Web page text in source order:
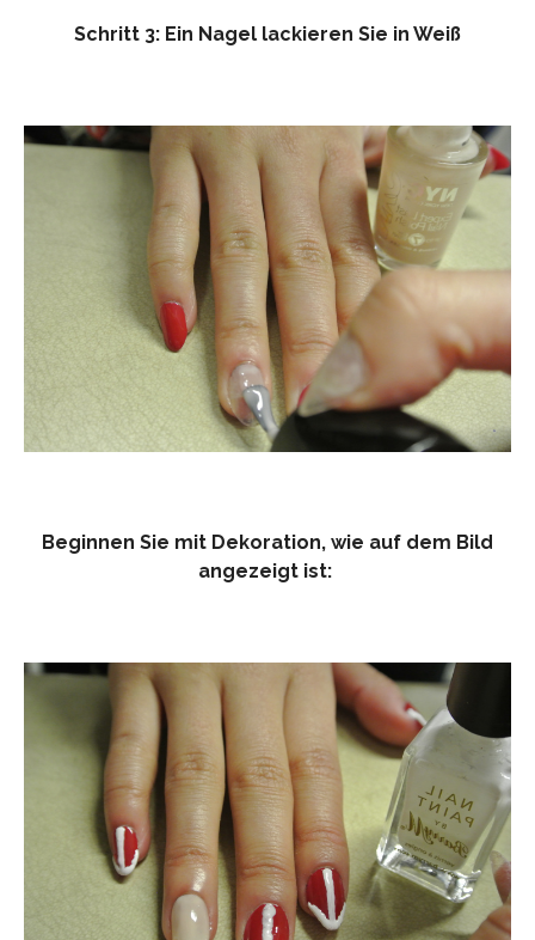
Schritt 3: Ein Nagel lackieren Sie in Weiß
Beginnen Sie mit Dekoration, wie auf dem Bild
angezeigt ist: